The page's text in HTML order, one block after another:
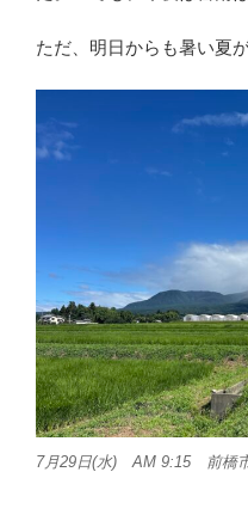
ただ、明日からも暑い夏
7月29日(水) AM 9:15 前橋